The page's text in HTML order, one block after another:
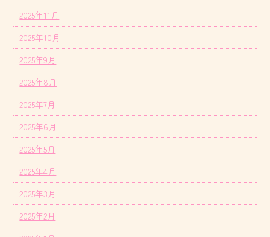
2025年11月
2025年10月
2025年9月
2025年8月
2025年7月
2025年6月
2025年5月
2025年4月
2025年3月
2025年2月